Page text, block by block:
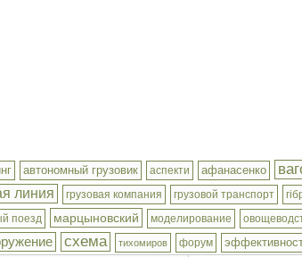
автономный грузовик аспекти афанасенко
линия грузовая компания грузовой транспорт
поезд марцыновский моделирование
схема тихомиров форум